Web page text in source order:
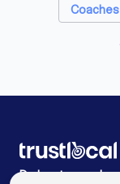
Coaches
Coaches
Coaches in
De beste